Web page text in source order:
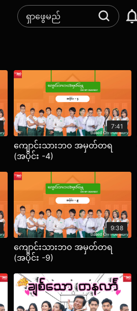
7:41
ကျောင်းသားဘ၀ အမှတ်တရ
(အပိုင်း -4)
9:38
ကျောင်းသားဘ၀ အမှတ်တရ
(အပိုင်း -9)